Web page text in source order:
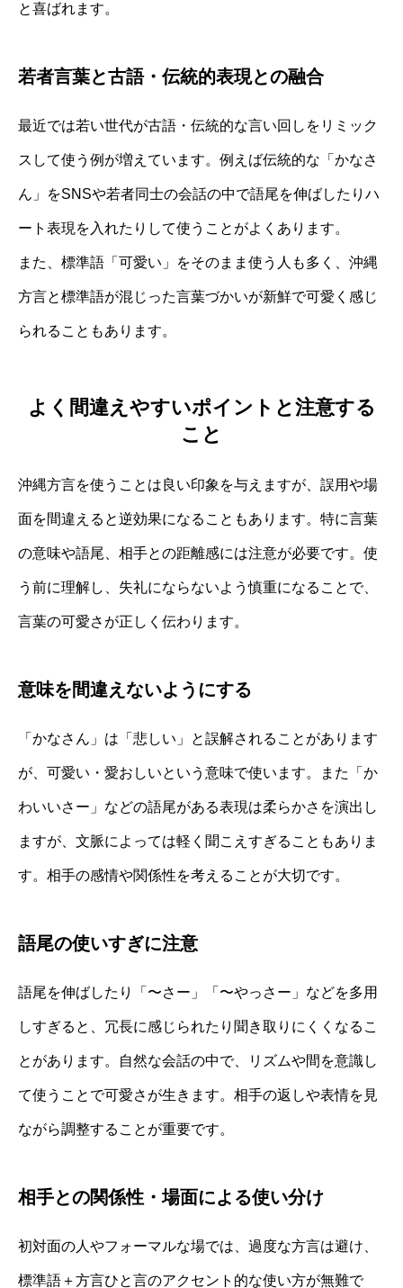
と喜ばれます。
若者言葉と古語・伝統的表現との融合
最近では若い世代が古語・伝統的な言い回しをリミック
スして使う例が増えています。例えば伝統的な「かなさ
ん」をSNSや若者同士の会話の中で語尾を伸ばしたりハ
ート表現を入れたりして使うことがよくあります。
また、標準語「可愛い」をそのまま使う人も多く、沖縄
方言と標準語が混じった言葉づかいが新鮮で可愛く感じ
られることもあります。
よく間違えやすいポイントと注意する
こと
沖縄方言を使うことは良い印象を与えますが、誤用や場
面を間違えると逆効果になることもあります。特に言葉
の意味や語尾、相手との距離感には注意が必要です。使
う前に理解し、失礼にならないよう慎重になることで、
言葉の可愛さが正しく伝わります。
意味を間違えないようにする
「かなさん」は「悲しい」と誤解されることがあります
が、可愛い・愛おしいという意味で使います。また「か
わいいさー」などの語尾がある表現は柔らかさを演出し
ますが、文脈によっては軽く聞こえすぎることもありま
す。相手の感情や関係性を考えることが大切です。
語尾の使いすぎに注意
語尾を伸ばしたり「〜さー」「〜やっさー」などを多用
しすぎると、冗長に感じられたり聞き取りにくくなるこ
とがあります。自然な会話の中で、リズムや間を意識し
て使うことで可愛さが生きます。相手の返しや表情を見
ながら調整することが重要です。
相手との関係性・場面による使い分け
初対面の人やフォーマルな場では、過度な方言は避け、
標準語＋方言ひと言のアクセント的な使い方が無難で